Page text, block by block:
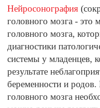
Нейросонография
головного мозга - это
головного мозга,
диагностики
системы у младенцев,
результате
беременности и
головного мозга